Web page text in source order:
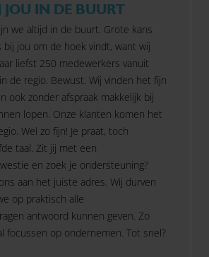
JOU IN DE BUURT
we altijd in de buurt. Grote kans
bij jou om de hoek vindt, want wij
liefst 250 medewerkers vanuit
de regio. Bewust. Wij vinden het fijn
ook zonder afspraak makkelijk bij
lopen. Onze klanten komen het
Wel zo fijn! Je praat, toch
taal. Zit jij met een
en zoek je ondersteuning?
aan het juiste adres. Wij durven
op praktisch alle
antwoord kunnen geven. Zo
focussen op ondernemen. Tot snel?